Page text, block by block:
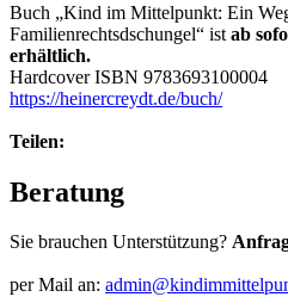
Buch „Kind im Mittelpunkt: Ein
Familienrechtsdschungel“ ist ab
erhältlich.
Hardcover ISBN 9783693100004
https://heinercreydt.de/buch/
Teilen:
Beratung
Sie brauchen Unterstützung?
per Mail an: